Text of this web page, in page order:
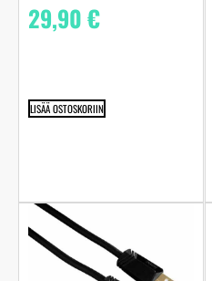
29,90€
LISÄÄ OSTOSKORIIN